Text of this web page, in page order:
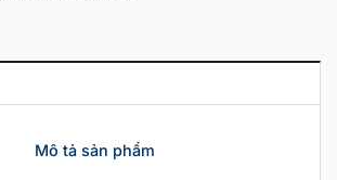
Mô tả sản phẩm